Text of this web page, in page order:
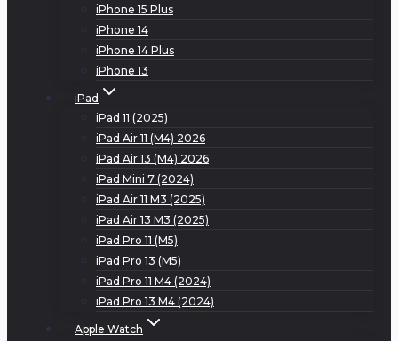
iPhone 15 Plus
iPhone 14
iPhone 14 Plus
iPhone 13
iPad
iPad 11 (2025)
iPad Air 11 (M4) 2026
iPad Air 13 (M4) 2026
iPad Mini 7 (2024)
iPad Air 11 M3 (2025)
iPad Air 13 M3 (2025)
iPad Pro 11 (M5)
iPad Pro 13 (M5)
iPad Pro 11 M4 (2024)
iPad Pro 13 M4 (2024)
Apple Watch